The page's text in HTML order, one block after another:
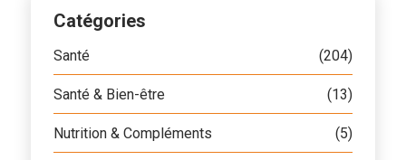
Catégories
Santé (204)
Santé & Bien-être (13)
Nutrition & Compléments (5)